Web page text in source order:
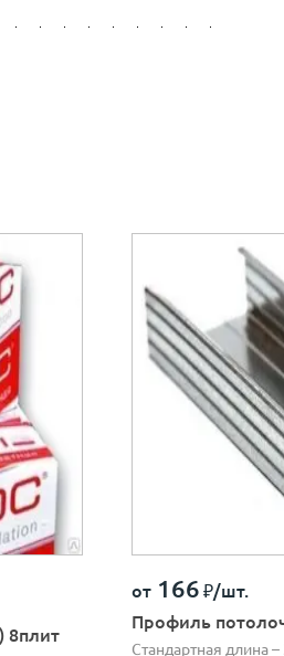
8плит
от 166 ₽/шт.
Профиль
Стандартная длина